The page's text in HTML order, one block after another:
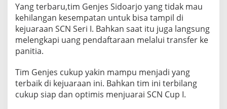
N
I
S
S
C
U
P
I
Yang terbaru,tim Genjes Sidoarjo yang tidak mau
kehilangan kesempatan untuk bisa tampil di
kejuaraan SCN Seri I. Bahkan saat itu juga langsung
melengkapi uang pendaftaraan melalui transfer ke
panitia.
Tim Genjes cukup yakin mampu menjadi yang
terbaik di kejuaraan ini. Bahkan tim ini terbilang
cukup siap dan optimis menjuarai SCN Cup I.